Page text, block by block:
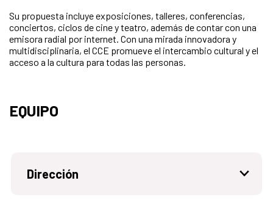
Su propuesta incluye exposiciones, talleres, conferencias,
conciertos, ciclos de cine y teatro, además de contar con una
emisora radial por internet. Con una mirada innovadora y
multidisciplinaria, el CCE promueve el intercambio cultural y el
acceso a la cultura para todas las personas.
EQUIPO
Dirección